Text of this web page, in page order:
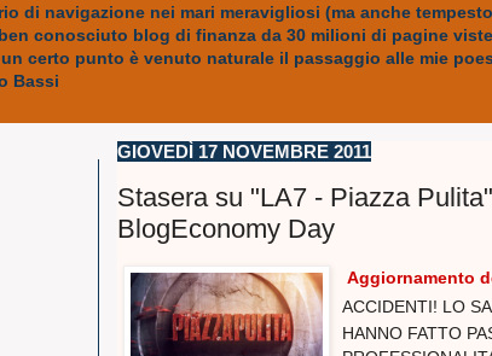
di navigazione nei mari meravigliosi (ma anche
conosciuto blog di finanza da 30 milioni di pagine
certo punto è venuto naturale il passaggio alle mie
Bassi
GIOVEDÌ 17 NOVEMBRE 2011
Stasera su "LA7 - Piazza
BlogEconomy Day
Aggiornamento
ACCIDENTI! LO
HANNO FATTO